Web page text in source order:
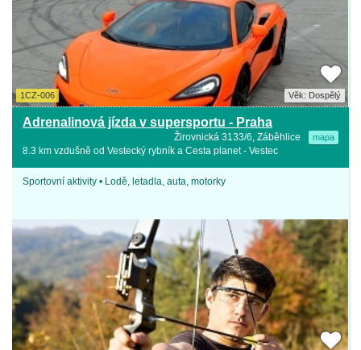
1CZ-006 Věk: Dospělý
Adrenalinová jízda v supersportu - Praha
Žirovnická 3133/6, Záběhlice mapa
8.3 km vzdušně od Vestecký rybník a Cesta planet - Vestec
Sportovní aktivity • Lodě, letadla, auta, motorky